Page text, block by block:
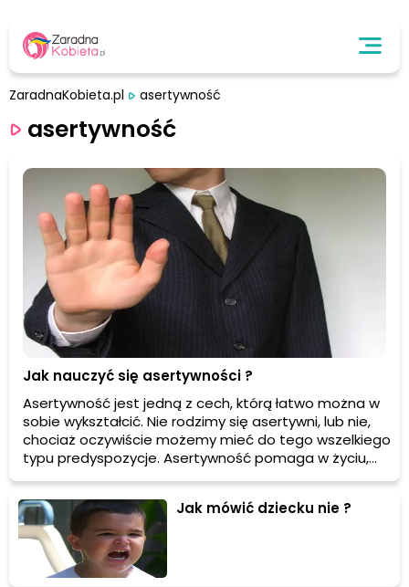
ZaradnaKobieta.pl asertywność
asertywność
Jak nauczyć się asertywności ?
Asertywność jest jedną z cech, którą łatwo można w
sobie wykształcić. Nie rodzimy się asertywni, lub nie,
chociaż oczywiście możemy mieć do tego wszelkiego
typu predyspozycje. Asertywność pomaga w życiu,
pozwala nam na kontrolowanie samych siebie, swoich
wyborów i życia w ogóle.
Jak mówić dziecku nie ?